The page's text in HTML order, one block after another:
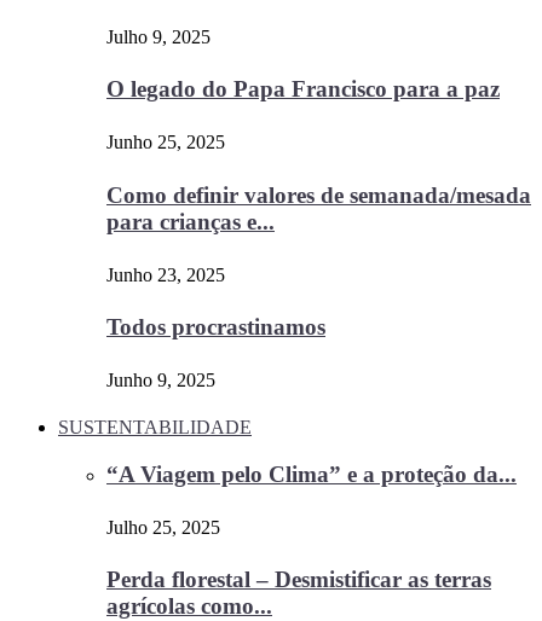
Julho 9, 2025
O legado do Papa Francisco para a paz
Junho 25, 2025
Como definir valores de semanada/mesada
para crianças e...
Junho 23, 2025
Todos procrastinamos
Junho 9, 2025
SUSTENTABILIDADE
“A Viagem pelo Clima” e a proteção da...
Julho 25, 2025
Perda florestal – Desmistificar as terras
agrícolas como...